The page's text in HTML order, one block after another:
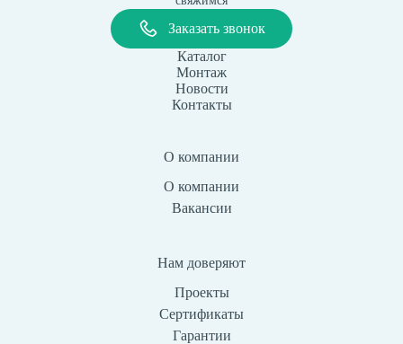
Заказать звонок
Каталог
Монтаж
Новости
Контакты
О компании
О компании
Вакансии
Нам доверяют
Проекты
Сертификаты
Гарантии